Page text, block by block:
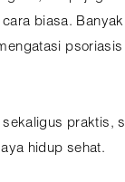
biasa.
praktis,
hidup sehat.